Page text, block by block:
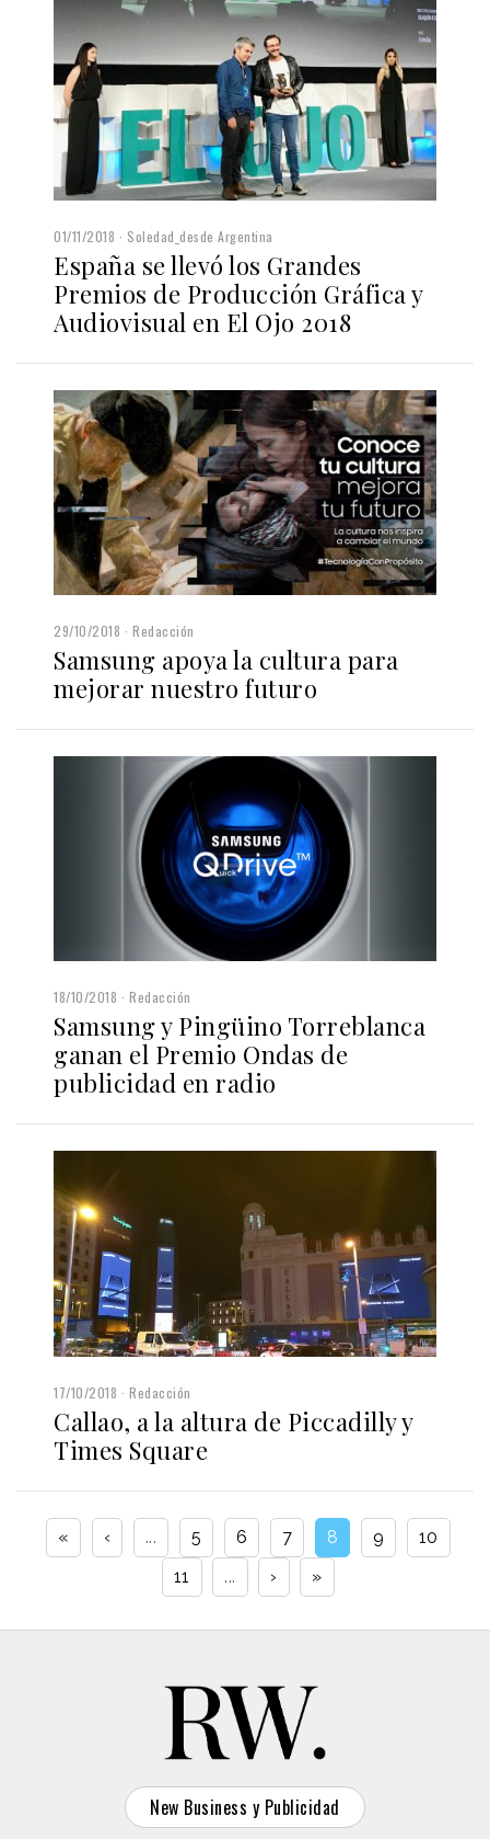
01/11/2018 Soledad_desde Argentina
España se llevó los Grandes
Premios de Producción Gráfica y
Audiovisual en El Ojo 2018
29/10/2018 Redacción
Samsung apoya la cultura para
mejorar nuestro futuro
18/10/2018 Redacción
Samsung y Pingüino Torreblanca
ganan el Premio Ondas de
publicidad en radio
17/10/2018 Redacción
Callao, a la altura de Piccadilly y
Times Square
« ‹ ... 5 6 7 8 9
10
11
... › »
New Business y Publicidad